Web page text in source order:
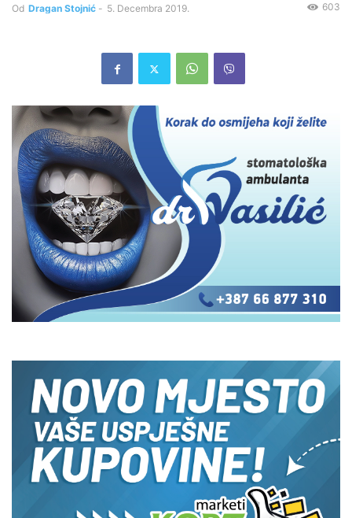
Od Dragan Stojnić - 5. Decembra 2019. 603